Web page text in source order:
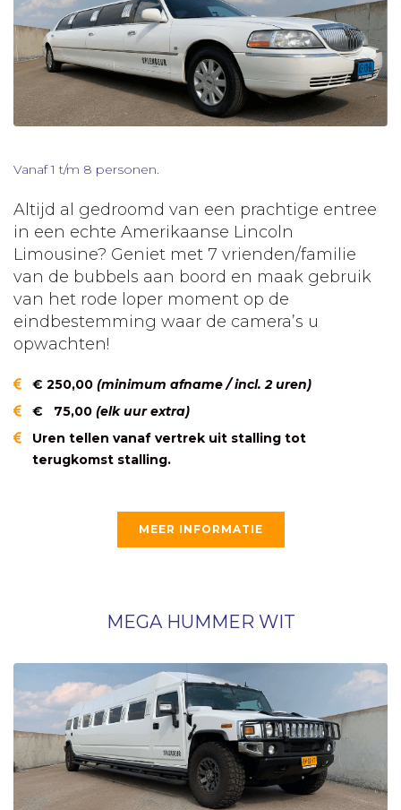
Vanaf 1 t/m 8 personen.
Altijd al gedroomd van een prachtige entree
in een echte Amerikaanse Lincoln
Limousine? Geniet met 7 vrienden/familie
van de bubbels aan boord en maak gebruik
van het rode loper moment op de
eindbestemming waar de camera’s u
opwachten!
€ 250,00 (minimum afname / incl. 2 uren)
€ 75,00 (elk uur extra)
Uren tellen vanaf vertrek uit stalling tot
terugkomst stalling.
MEER INFORMATIE
MEGA HUMMER WIT